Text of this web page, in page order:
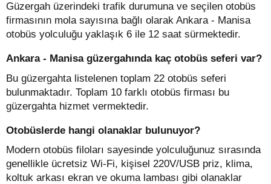
Güzergah üzerindeki trafik durumuna ve seçilen otobüs
firmasının mola sayısına bağlı olarak Ankara - Manisa
otobüs yolculuğu yaklaşık 6 ile 12 saat sürmektedir.
Ankara - Manisa güzergahında kaç otobüs seferi var?
Bu güzergahta listelenen toplam 22 otobüs seferi
bulunmaktadır. Toplam 10 farklı otobüs firması bu
güzergahta hizmet vermektedir.
Otobüslerde hangi olanaklar bulunuyor?
Modern otobüs filoları sayesinde yolculuğunuz sırasında
genellikle ücretsiz Wi-Fi, kişisel 220V/USB priz, klima,
koltuk arkası ekran ve okuma lambası gibi olanaklar